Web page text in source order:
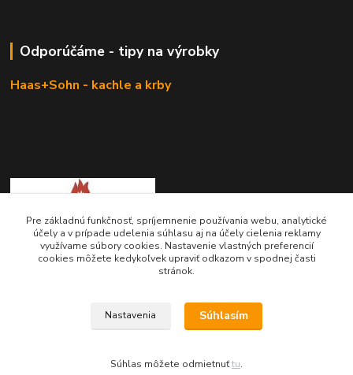
Odporúčáme - tipy na výrobky
Haas+Sohn - kachle a krby
KRBOVÉ - KACHLE - KRBY.SK
Pre základnú funkčnosť, spríjemnenie používania webu, analytické
účely a v prípade udelenia súhlasu aj na účely cielenia reklamy
využívame súbory cookies. Nastavenie vlastných preferencií
cookies môžete kedykoľvek upraviť odkazom v spodnej časti
stránok.
Nastavenia Súhlasím
Súhlas môžete odmietnuťtu.